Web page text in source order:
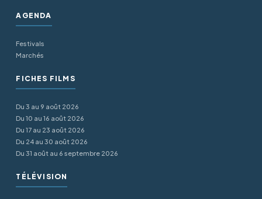
AGENDA
Festivals
Marchés
FICHES FILMS
Du 3 au 9 août 2026
Du 10 au 16 août 2026
Du 17 au 23 août 2026
Du 24 au 30 août 2026
Du 31 août au 6 septembre 2026
TÉLÉVISION